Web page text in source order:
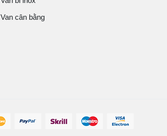
Van cân bằng